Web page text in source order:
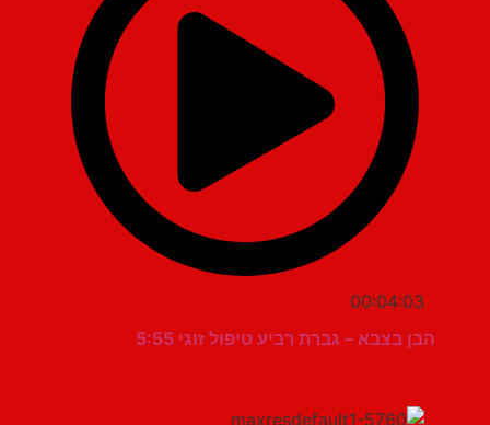
00:04:03
הבן בצבא – גברת רביע טיפול זוגי 5:55